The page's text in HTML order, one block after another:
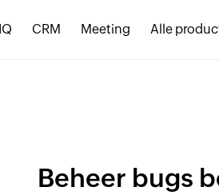
CRM Meeting Alle
Beheer bugs